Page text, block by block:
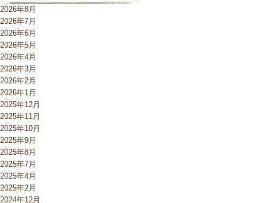
2026年8月
2026年7月
2026年6月
2026年5月
2026年4月
2026年3月
2026年2月
2026年1月
2025年12月
2025年11月
2025年10月
2025年9月
2025年8月
2025年7月
2025年4月
2025年2月
2024年12月